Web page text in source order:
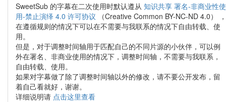
SweetSub 的字幕在二次使用时默认遵从 知识共享 署名-非商业性使
用-禁止演绎 4.0 许可协议 （Creative Common BY-NC-ND 4.0） ，
在遵循规则的情况下可以在不需要与我联系的情况下自由转载、使
用。
但是，对于调整时间轴用于匹配自己的不同片源的小伙伴，可以例
外在署名、非商业使用的情况下，调整时间轴，不需要与我联系，
自由转载、使用。
如果对字幕做了除了调整时间轴以外的修改，请不要公开发布，留
着自己看就好，谢谢。
详细说明请 点击这里查看